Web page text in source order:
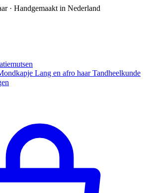
· Handgemaakt in Nederland
mutsen
Lang en afro haarTandheelkunde